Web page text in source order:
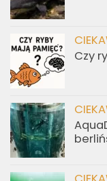
Czy